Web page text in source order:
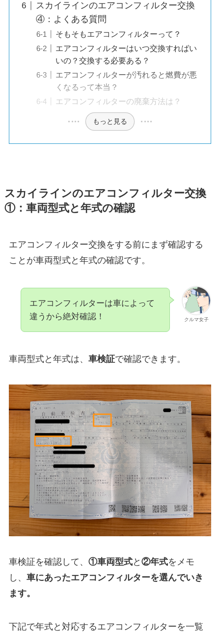
スカイラインのエアコンフィルター交換
④：よくある質問
そもそもエアコンフィルターって？
エアコンフィルターはいつ交換すればい
いの？交換する必要ある？
エアコンフィルターが汚れると燃費が悪
くなるって本当？
エアコンフィルターの廃棄方法は？
もっと見る
スカイラインのエアコンフィルター交換
①：車両型式と年式の確認
エアコンフィルター交換をする前にまず確認する
ことが車両型式と年式の確認です。
クルマ女子
エアコンフィルターは車によって
違うから絶対確認！
車両型式と年式は、 車検証で確認できます。
車検証を確認して、 ①車両型式と ②年式をメモ
し、 車にあったエアコンフィルターを選んでいき
ます。
下記で年式と対応するエアコンフィルターを一覧